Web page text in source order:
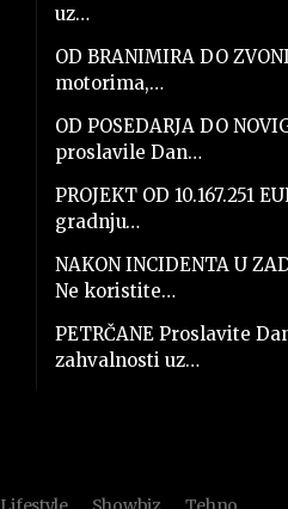
uz…
OD BRANIMIRA DO
motorima,…
OD POSEDARJA DO
proslavile Dan…
PROJEKT OD 10.167.251
gradnju…
NAKON INCIDENTA U
Ne koristite…
PETRČANE Proslavite
zahvalnosti uz…